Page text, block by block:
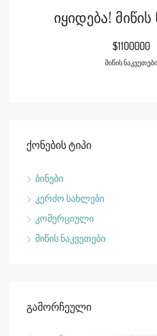
Იყიდება! Მიწის
$1100000
ᲛᲘᲬᲘᲡ ᲜᲐᲙᲕᲔᲗᲔᲑᲘ
Ქონების Ტიპი
ბინები
კერძო სახლები
კომერციული
მიწის ნაკვეთები
Გამორჩეული